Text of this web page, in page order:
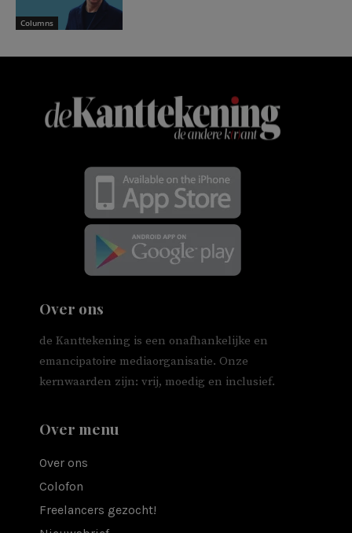
Columns
Over ons
de Kanttekening is een onafhankelijke en
emancipatoire mediaorganisatie. Onze
kernwaarden zijn: vrij, moedig en inclusief.
Over menu
Over ons
Colofon
Freelancers gezocht!